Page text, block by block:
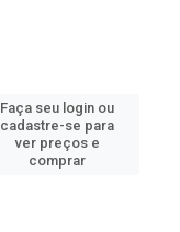
Faça seu login ou
cadastre-se para
ver preços e
comprar